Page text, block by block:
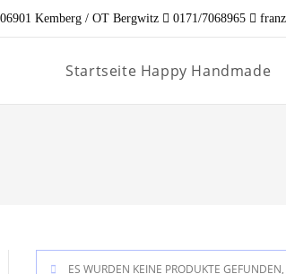
Kemberg / OT Bergwitz 0171/7068965
Startseite Happy Handmade
ES WURDEN KEINE PRODUKTE